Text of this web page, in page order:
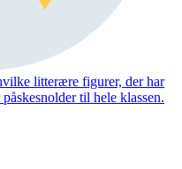
litterære figurer, der har
til hele klassen.